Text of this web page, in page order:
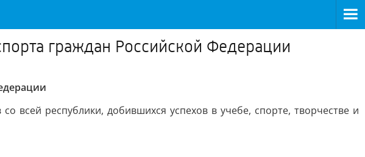
граждан Российской Федерации
республики, добившихся успехов в учебе, спорте, творчестве и